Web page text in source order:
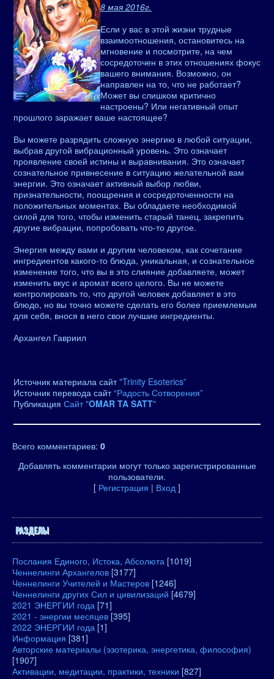
8 мая 2016г.
Если у вас в этой жизни трудные
взаимоотношения, остановитесь на
мгновение и посмотрите, на чем
сосредоточен в этих отношениях фокус
вашего внимания. Возможно, он
направлен на то, что не работает?
Может вы слишком критично
настроены? Или негативный опыт
прошлого заражает ваше настоящее?
Вы можете разрядить сложную энергию в любой ситуации,
выбрав другой вибрационный уровень. Это означает
проявление своей истины и выравнивания. Это означает
сознательное привнесение в ситуацию желательной вам
энергии. Это означает активный выбор любви,
признательности, поощрения и сосредоточенности на
положительных моментах. Вы обладаете необходимой
силой для того, чтобы изменить старый танец, закрепить
другие вибрации, попробовать что-то другое.
Энергия между вами и другим человеком, как сочетание
ингредиентов какого-то блюда, уникальная, и сознательное
изменение того, что вы в это слияние добавляете, может
изменить вкус и аромат всего целого. Вы не можете
контролировать то, что другой человек добавляет в это
блюдо, но вы точно можете сделать его более приемлемым
для себя, внося в него свои лучшие ингредиенты.
Архангел Гавриил
Источник материала сайт"Trinity Esoterics”
Источник перевода сайт“Радость Сотворения”
Публикация Сайт "OMAR TA SATT"
Всего комментариев: 0
Добавлять комментарии могут только зарегистрированные
пользователи.
[ Регистрация | Вход ]
РАЗДЕЛЫ
Послания Единого, Истока, Абсолюта [1019]
Ченнелинги Архангелов [3177]
Ченнелинги Учителей и Мастеров [1246]
Ченнелинги других Сил и цивилизаций [4679]
2021 ЭНЕРГИИ года [71]
2021 - энергии месяцев [395]
2022 ЭНЕРГИИ года [1]
Информация [381]
Авторские материалы (эзотерика, энергетика, философия)
[1907]
Активации, медитации, практики, техники [827]